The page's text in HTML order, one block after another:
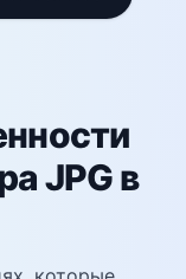
JPG в